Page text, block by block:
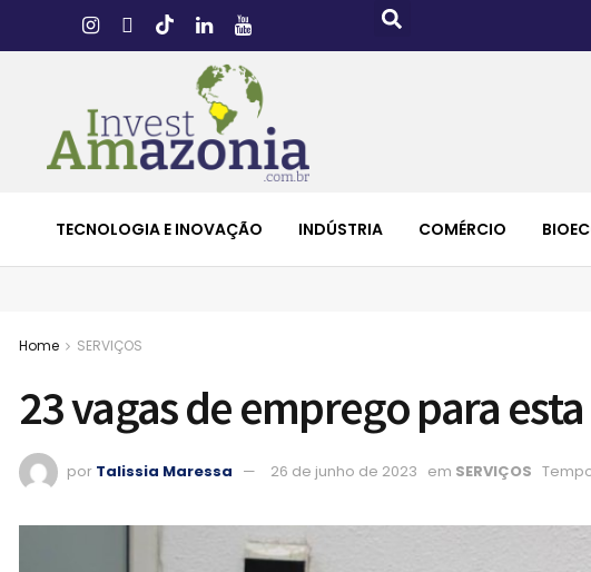
TECNOLOGIA E INOVAÇÃO INDÚSTRIA COMÉRCIO
Home SERVIÇOS
23 vagas de emprego para
por Talissia Maressa 26 de junho de 2023 em SERVIÇOS